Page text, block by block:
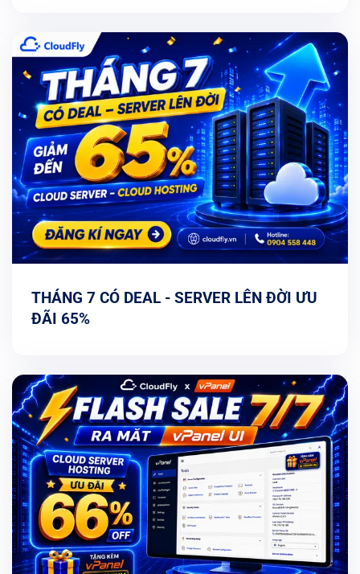
THÁNG 7 CÓ DEAL - SERVER LÊN ĐỜI ƯU
ĐÃI 65%